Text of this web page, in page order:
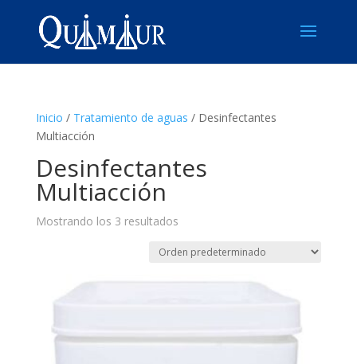
Inicio / Tratamiento de aguas / Desinfectantes
Multiacción
Desinfectantes
Multiacción
Mostrando los 3 resultados